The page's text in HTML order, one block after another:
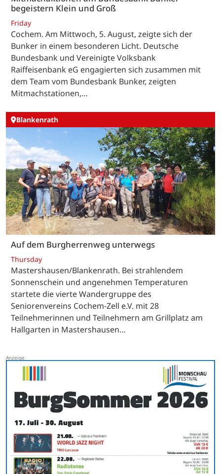
begeistern Klein und Groß
Friday
Cochem. Am Mittwoch, 5. August, zeigte sich der
Bunker in einem besonderen Licht. Deutsche
Bundesbank und Vereinigte Volksbank
Raiffeisenbank eG engagierten sich zusammen mit
dem Team vom Bundesbank Bunker, zeigten
Mitmachstationen,…
Blankenrath
Auf dem Burgherrenweg unterwegs
Thursday
Mastershausen/Blankenrath. Bei strahlendem
Sonnenschein und angenehmen Temperaturen
startete die vierte Wandergruppe des
Seniorenvereins Cochem-Zell e.V. mit 28
Teilnehmerinnen und Teilnehmern am Grillplatz am
Hallgarten in Mastershausen…